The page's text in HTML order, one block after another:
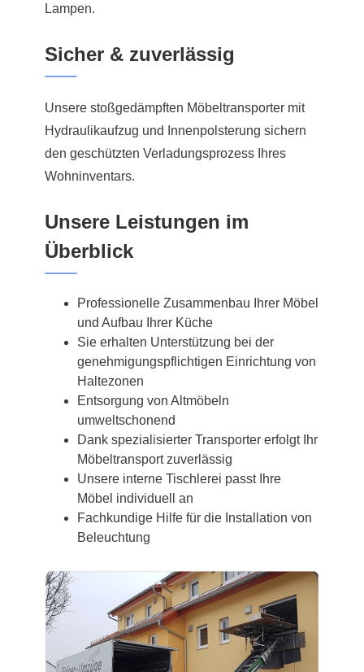
Lampen.
Sicher & zuverlässig
Unsere stoßgedämpften Möbeltransporter mit
Hydraulikaufzug und Innenpolsterung sichern
den geschützten Verladungsprozess Ihres
Wohninventars.
Unsere Leistungen im
Überblick
Professionelle Zusammenbau Ihrer Möbel
und Aufbau Ihrer Küche
Sie erhalten Unterstützung bei der
genehmigungspflichtigen Einrichtung von
Haltezonen
Entsorgung von Altmöbeln
umweltschonend
Dank spezialisierter Transporter erfolgt Ihr
Möbeltransport zuverlässig
Unsere interne Tischlerei passt Ihre
Möbel individuell an
Fachkundige Hilfe für die Installation von
Beleuchtung